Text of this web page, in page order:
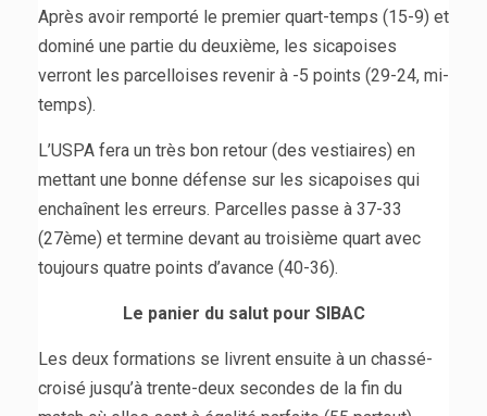
Après avoir remporté le premier quart-temps (15-9) et
dominé une partie du deuxième, les sicapoises
verront les parcelloises revenir à -5 points (29-24, mi-
temps).
L’USPA fera un très bon retour (des vestiaires) en
mettant une bonne défense sur les sicapoises qui
enchaînent les erreurs. Parcelles passe à 37-33
(27ème) et termine devant au troisième quart avec
toujours quatre points d’avance (40-36).
Le panier du salut pour SIBAC
Les deux formations se livrent ensuite à un chassé-
croisé jusqu’à trente-deux secondes de la fin du